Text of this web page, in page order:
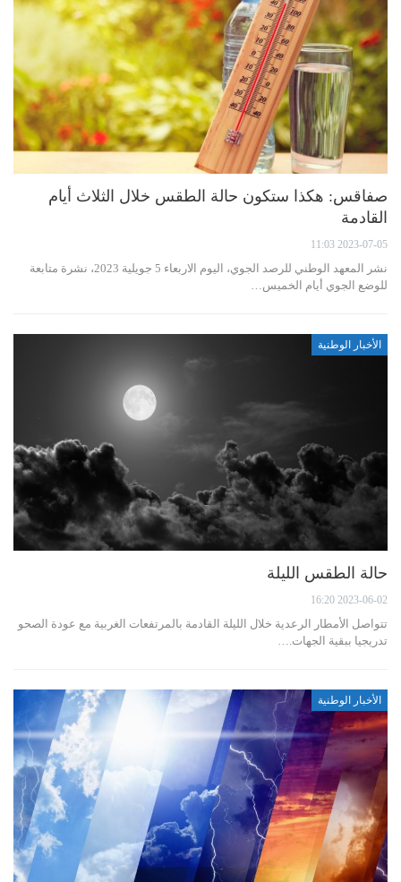
صفاقس: هكذا ستكون حالة الطقس خلال الثلاث أيام
القادمة
2023-07-05 11:03
نشر المعهد الوطني للرصد الجوي، اليوم الاربعاء 5 جويلية 2023، نشرة متابعة
للوضع الجوي أيام الخميس…
الأخبار الوطنية
حالة الطقس الليلة
2023-06-02 16:20
تتواصل الأمطار الرعدية خلال الليلة القادمة بالمرتفعات الغربية مع عودة الصحو
تدريجيا ببقية الجهات.…
الأخبار الوطنية